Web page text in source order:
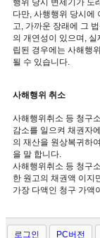
행위 당시 변제기가 도
다만, 사행행위 당시에
고, 가까운 장래에 그
의 개연성이 있으며,
립된 경우에는 사해행
될 수 있습니다.
사해행위 취소
사해행위취소 등 청구
감소를 일으켜 채권자
의 재산을 원상복귀하
을 말 합니다.
사해행위취소 등 청구
한 원고의 채권액 이지
가장 다액인 청구 가액
로그인 PC버전